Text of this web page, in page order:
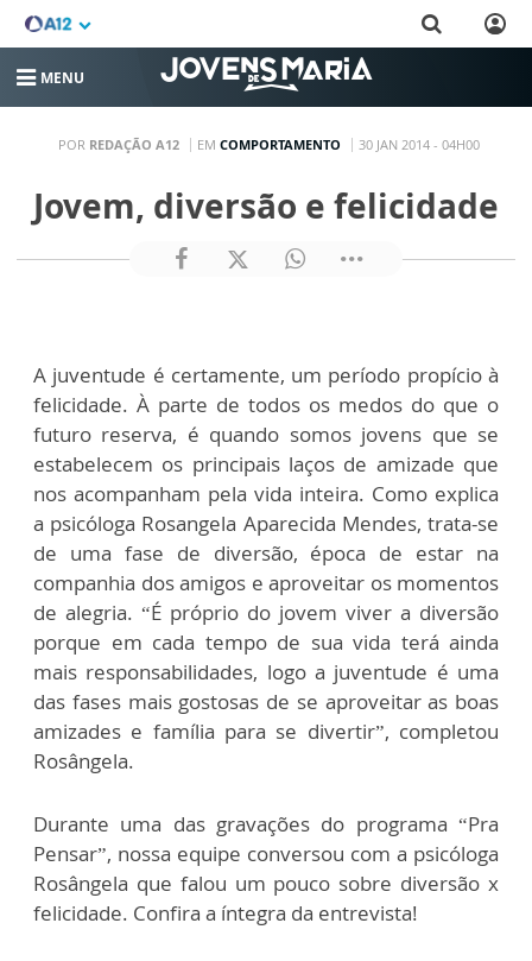
MENU
POR REDAÇÃO A12 EM COMPORTAMENTO 30 JAN 2014 - 04H00
Jovem, diversão e felicidade
A juventude é certamente, um período propício à
felicidade. À parte de todos os medos do que o
futuro reserva, é quando somos jovens que se
estabelecem os principais laços de amizade que
nos acompanham pela vida inteira. Como explica
a psicóloga Rosangela Aparecida Mendes, trata-se
de uma fase de diversão, época de estar na
companhia dos amigos e aproveitar os momentos
de alegria. “É próprio do jovem viver a diversão
porque em cada tempo de sua vida terá ainda
mais responsabilidades, logo a juventude é uma
das fases mais gostosas de se aproveitar as boas
amizades e família para se divertir”, completou
Rosângela.
Durante uma das gravações do programa “Pra
Pensar”, nossa equipe conversou com a psicóloga
Rosângela que falou um pouco sobre diversão x
felicidade. Confira a íntegra da entrevista!